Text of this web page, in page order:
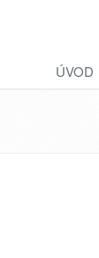
ÚVOD